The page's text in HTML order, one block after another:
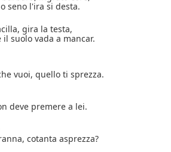
seno l'ira si desta.
gira la testa,
il suolo vada a mancar.
vuoi, quello ti sprezza.
deve premere a lei.
cotanta asprezza?